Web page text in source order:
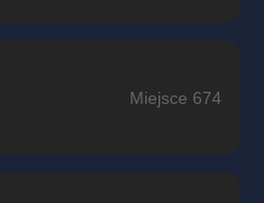
Miejsce 674